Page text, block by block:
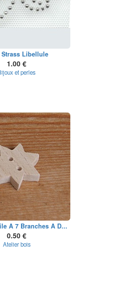
Libellule
1.00 €
et perles
A 7 Branches A D...
0.50 €
Atelier bois